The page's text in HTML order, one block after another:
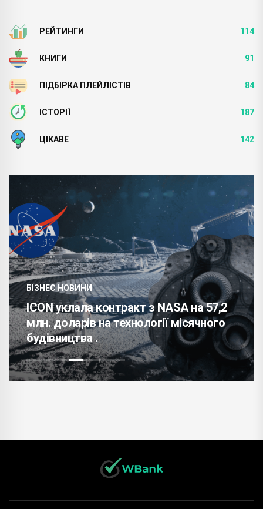
РЕЙТИНГИ 114
КНИГИ 91
ПІДБІРКА ПЛЕЙЛІСТІВ 84
ІСТОРІЇ 187
ЦІКАВЕ 142
БІЗНЕС НОВИНИ
ICON уклала контракт з NASA на 57,2
млн. доларів на технології місячного
будівництва .